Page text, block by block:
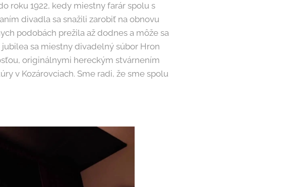
roku 1922, kedy miestny farár spolu s
divadla sa snažili zarobiť na obnovu
podobách prežila až dodnes a môže sa
sa miestny divadelný súbor Hron
originálnymi hereckým stvárnením
v Kozárovciach. Sme radi, že sme spolu